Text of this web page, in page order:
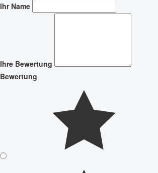
Ihr Name
Ihre Bewertung
Bewertung